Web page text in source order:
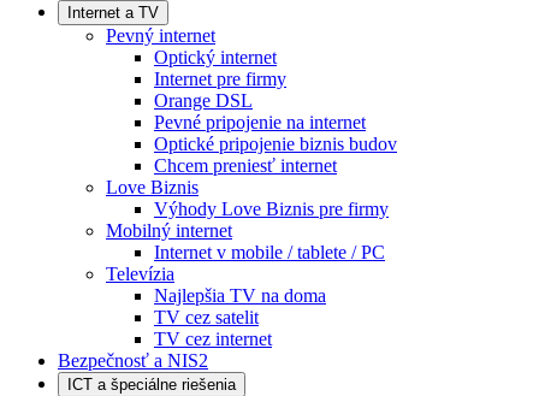
Internet a TV
Pevný internet
Optický internet
Internet pre firmy
Orange DSL
Pevné pripojenie na internet
Optické pripojenie biznis budov
Chcem preniesť internet
Love Biznis
Výhody Love Biznis pre firmy
Mobilný internet
Internet v mobile / tablete / PC
Televízia
Najlepšia TV na doma
TV cez satelit
TV cez internet
Bezpečnosť a NIS2
ICT a špeciálne riešenia